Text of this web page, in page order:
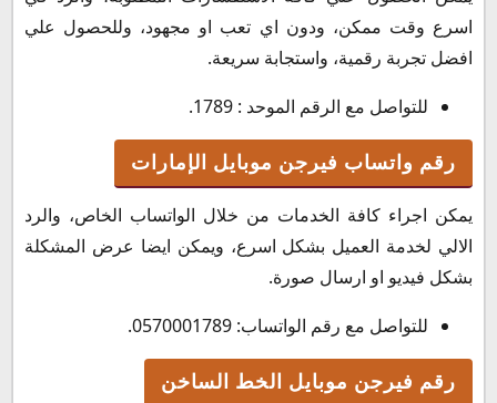
اسرع وقت ممكن، ودون اي تعب او مجهود، وللحصول علي
افضل تجربة رقمية، واستجابة سريعة.
للتواصل مع الرقم الموحد : 1789.
رقم واتساب فيرجن موبايل الإمارات
يمكن اجراء كافة الخدمات من خلال الواتساب الخاص، والرد
الالي لخدمة العميل بشكل اسرع، ويمكن ايضا عرض المشكلة
بشكل فيديو او ارسال صورة.
للتواصل مع رقم الواتساب: 0570001789.
رقم فيرجن موبايل الخط الساخن